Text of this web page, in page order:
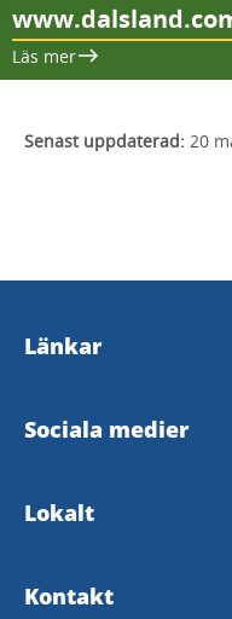
Läs mer
Senast uppdaterad: 20
Länkar
Åmåls Kommun
Sociala medier
Facebook.com/
Lokalt
Skicka in ett evenemang
Kontakt